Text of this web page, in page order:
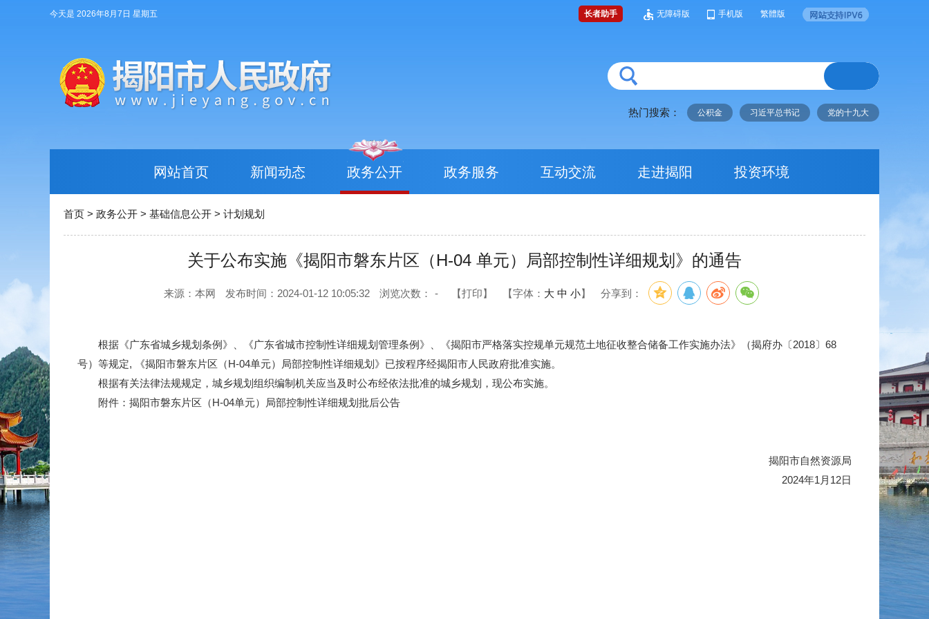
今天是 2026年8月7日 星期五 长者助手 无障碍版 手机版 繁體版
热门搜索： 公积金 习近平总书记 党的十九大
网站首页 新闻动态 政务公开 政务服务 互动交流 走进揭阳 投资环境
首页 > 政务公开 > 基础信息公开 > 计划规划
关于公布实施《揭阳市磐东片区（H-04 单元）局部控制性详细规划》的通告
来源：本网 发布时间：2024-01-12 10:05:32 浏览次数： - 【打印】 【字体： 大 中 小】 分享到：
根据《广东省城乡规划条例》、《广东省城市控制性详细规划管理条例》、《揭阳市严格落实控规单元规范土地征收整合储备工作实施办法》（揭府办〔2018〕68
号）等规定, 《揭阳市磐东片区（H-04单元）局部控制性详细规划》已按程序经揭阳市人民政府批准实施。
根据有关法律法规规定，城乡规划组织编制机关应当及时公布经依法批准的城乡规划，现公布实施。
附件：揭阳市磐东片区（H-04单元）局部控制性详细规划批后公告
揭阳市自然资源局
2024年1月12日